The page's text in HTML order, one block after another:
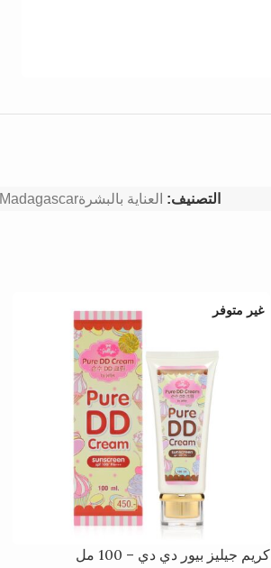
التصنيف: العناية بالبشرةMadagascar
غير متوفر
كريم جيليز بيور دي دي – 100 مل